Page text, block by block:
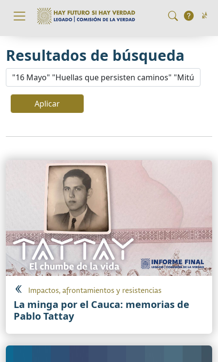
Pasar al contenido principal
Resultados de búsqueda
Impactos, afrontamientos y resistencias
La minga por el Cauca: memorias de
Pablo Tattay